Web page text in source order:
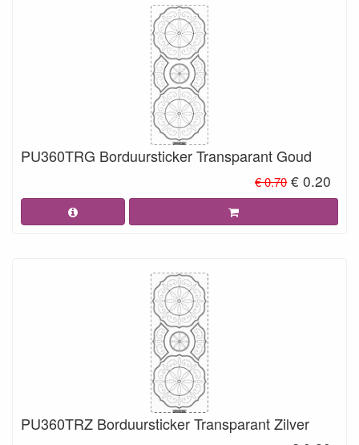
PU360TRG Borduursticker Transparant Goud
€ 0.70 € 0.20
PU360TRZ Borduursticker Transparant Zilver